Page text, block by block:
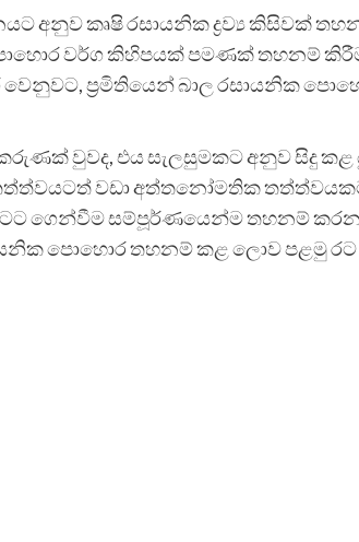
අනුව කෘෂි රසායනික ද්‍රව්‍ය කිසිවක්
වර්ග කිහිපයක් පමණක් තහනම්
ප්‍රමිතියෙන් බාල රසායනික
වුවද, එය සැලසුමකට අනුව සිදු
වඩා අත්තනෝමතික
ගෙන්වීම සම්පූර්ණයෙන්ම තහනම්
පොහොර තහනම් කළ ලොව පළමු රට